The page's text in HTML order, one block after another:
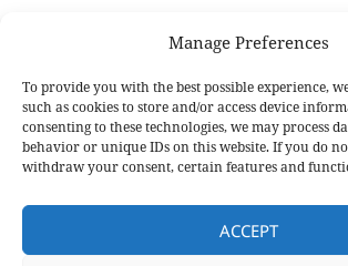
Manage Preferences
To provide you with the best possible experience,
such as cookies to store and/or access device
consenting to these technologies, we may process
behavior or unique IDs on this website. If you do
withdraw your consent, certain features and
ACCEPT
PREVIOUS
post:
Wie nehmen Kinder und
soziale Hierarchien wahr?